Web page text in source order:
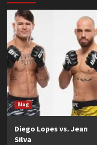
Blog
Diego Lopes vs. Jean
Silva